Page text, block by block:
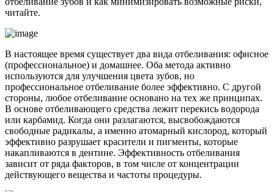
читайте.
В настоящее время существует два вида отбеливания: офисное
(профессиональное) и домашнее. Оба метода активно
используются для улучшения цвета зубов, но
профессиональное отбеливание более эффективно. С другой
стороны, любое отбеливание основано на тех же принципах.
В основе отбеливающего средства лежит перекись водорода
или карбамид. Когда они разлагаются, высвобождаются
свободные радикалы, а именно атомарный кислород, который
эффективно разрушает красители и пигменты, которые
накапливаются в дентине. Эффективность отбеливания
зависит от ряда факторов, в том числе от концентрации
действующего вещества и частоты процедуры.